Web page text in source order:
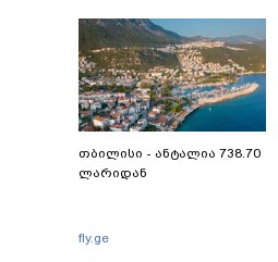
თბილისი - ანტალია 738.70
ლარიდან
fly.ge